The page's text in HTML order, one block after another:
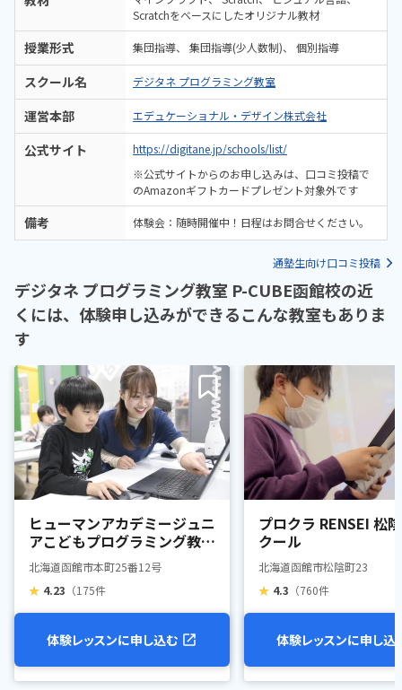
Scratchをベースにしたオリジナル教材
授業形式 集団指導 集団指導(少人数制) 個別指導
スクール名 デジタネ プログラミング教室
運営本部 エデュケーショナル・デザイン株式会社
公式サイト
https://digitane.jp/schools/list/
※公式サイトからのお申し込みは、口コミ投稿で
のAmazonギフトカードプレゼント対象外です
備考 体験会：随時開催中！日程はお問合せください。
通塾生向け口コミ投稿
デジタネ プログラミング教室 P-CUBE函館校の近
くには、体験申し込みができるこんな教室もありま
す
ヒューマンアカデミージュニ
アこどもプログラミング教室
函館五稜郭教室
北海道函館市本町25番12号
★ 4.23 （175件
体験レッスンに申し込む
プロクラ RENSEI 松
クール
北海道函館市松陰町23
★ 4.3 （760件
体験レッスンに申し込